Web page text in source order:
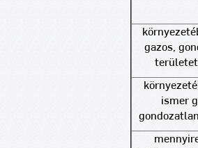
gazos,
ismer